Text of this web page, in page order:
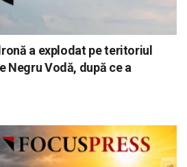
a explodat pe teritoriul
Negru Vodă, după ce a